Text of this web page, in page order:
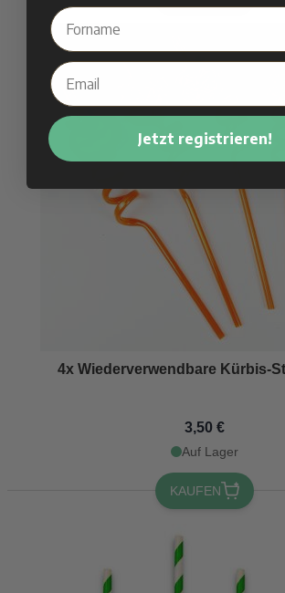
4x Wiederverwendbare Kürbis-
3,50 €
Auf Lager
KAUFEN
Jetzt registrieren!